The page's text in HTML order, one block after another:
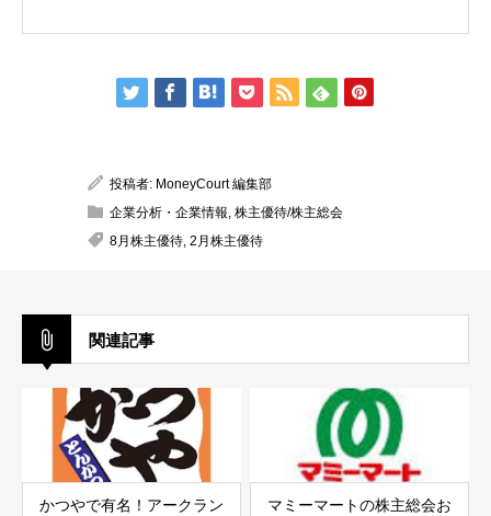
投稿者: MoneyCourt 編集部
企業分析・企業情報, 株主優待/株主総会
8月株主優待, 2月株主優待
関連記事
かつやで有名！アークラン
マミーマートの株主総会お